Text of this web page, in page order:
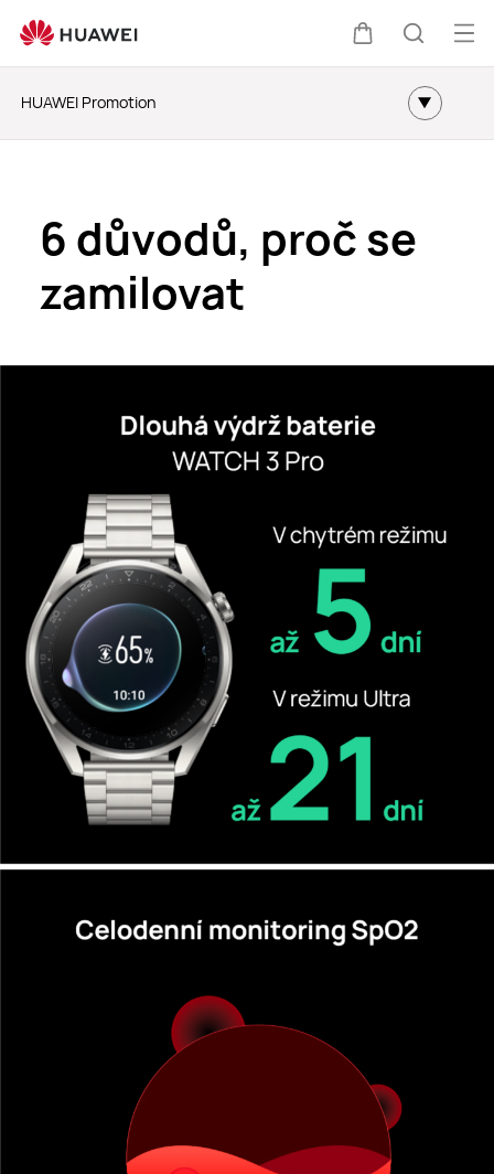
KošíkHledat
HUAWEI Promotion
Nabídka
Srovnání modelů
6 důvodů, proč se
zamilovat